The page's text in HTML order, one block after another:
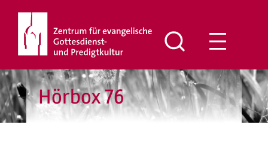
springen
Hörbox 76